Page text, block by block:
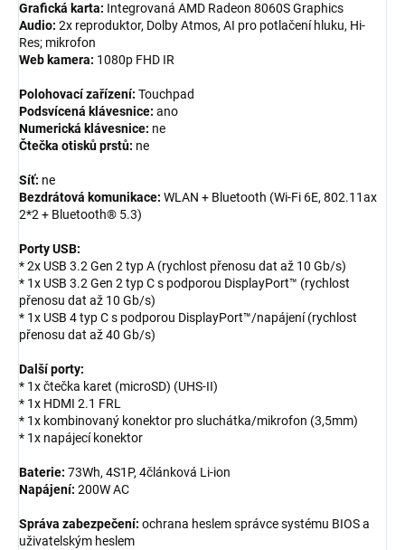
Grafická karta: Integrovaná AMD Radeon 8060S Graphics
Audio: 2x reproduktor, Dolby Atmos, AI pro potlačení hluku, Hi-
Res; mikrofon
Web kamera: 1080p FHD IR
Polohovací zařízení: Touchpad
Podsvícená klávesnice: ano
Numerická klávesnice: ne
Čtečka otisků prstů: ne
Síť: ne
Bezdrátová komunikace: WLAN + Bluetooth (Wi-Fi 6E, 802.11ax
2*2 + Bluetooth® 5.3)
Porty USB:
* 2x USB 3.2 Gen 2 typ A (rychlost přenosu dat až 10 Gb/s)
* 1x USB 3.2 Gen 2 typ C s podporou DisplayPort™ (rychlost
přenosu dat až 10 Gb/s)
* 1x USB 4 typ C s podporou DisplayPort™/napájení (rychlost
přenosu dat až 40 Gb/s)
Další porty:
* 1x čtečka karet (microSD) (UHS-II)
* 1x HDMI 2.1 FRL
* 1x kombinovaný konektor pro sluchátka/mikrofon (3,5mm)
* 1x napájecí konektor
Baterie: 73Wh, 4S1P, 4článková Li-ion
Napájení: 200W AC
Správa zabezpečení: ochrana heslem správce systému BIOS a
uživatelským heslem